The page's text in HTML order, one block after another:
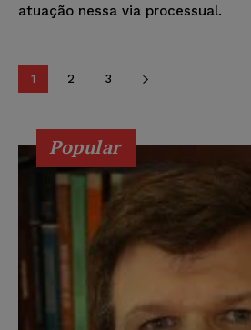
atuação nessa via processual.
1 2 3
Popular